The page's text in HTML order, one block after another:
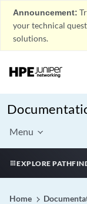
Announcement:
your technical
solutions.
Menu
EXPLORE
Home